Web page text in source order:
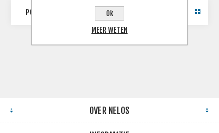
POPULAIRE LABELS
OVER NELOS
Ok
MEER WETEN